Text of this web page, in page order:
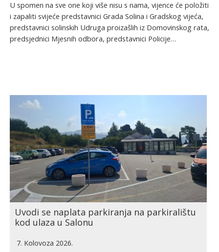
U spomen na sve one koji više nisu s nama, vijence će položiti
i zapaliti svijeće predstavnici Grada Solina i Gradskog vijeća,
predstavnici solinskih Udruga proizašlih iz Domovinskog rata,
predsjednici Mjesnih odbora, predstavnici Policije…
Uvodi se naplata parkiranja na parkiralištu
kod ulaza u Salonu
7. Kolovoza 2026.